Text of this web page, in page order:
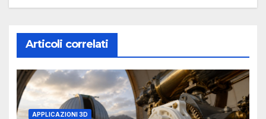
Articoli correlati
APPLICAZIONI 3D